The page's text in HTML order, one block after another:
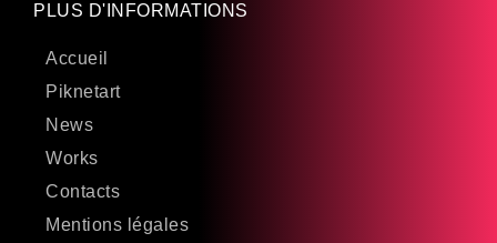
PLUS D'INFORMATIONS
Accueil
Piknetart
News
Works
Contacts
Mentions légales